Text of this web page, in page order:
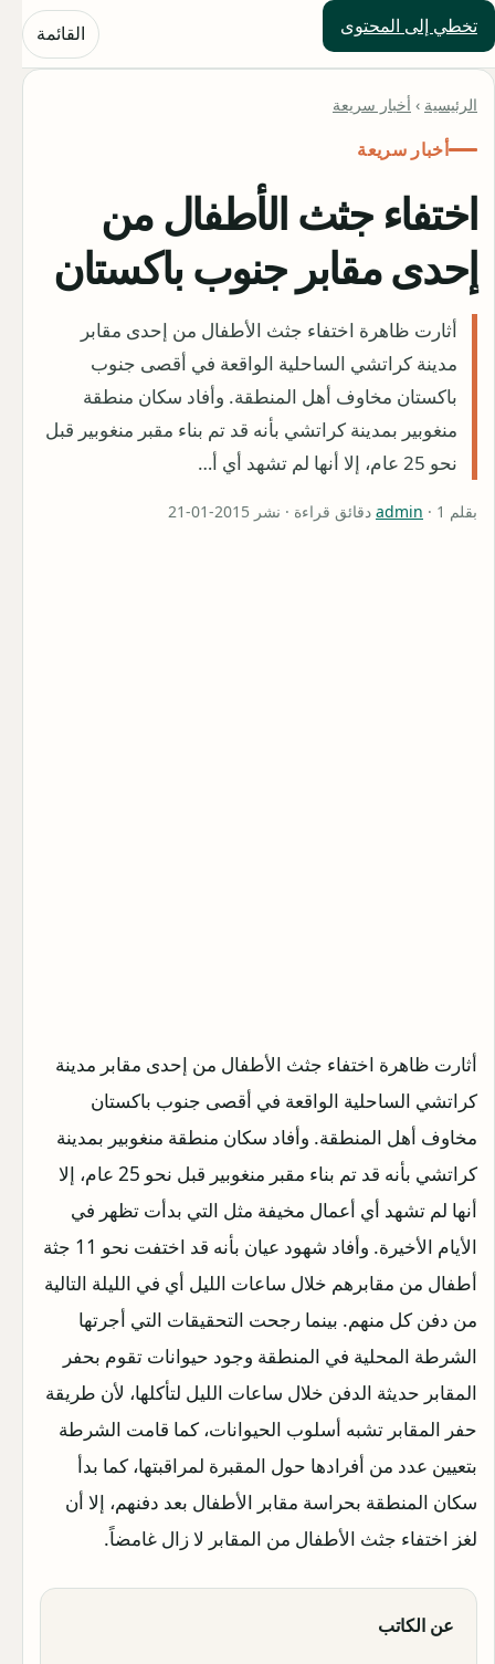
تخطي إلى المحتوى
حلول العالم القائمة
الرئيسية › أخبار سريعة
أخبار سريعة
اختفاء جثث الأطفال من
إحدى مقابر جنوب باكستان
أثارت ظاهرة اختفاء جثث الأطفال من إحدى مقابر
مدينة كراتشي الساحلية الواقعة في أقصى جنوب
باكستان مخاوف أهل المنطقة. وأفاد سكان منطقة
منغوبير بمدينة كراتشي بأنه قد تم بناء مقبر منغوبير قبل
نحو 25 عام، إلا أنها لم تشهد أي أ…
بقلم admin · 1 دقائق قراءة · نشر 2015-01-21
أثارت ظاهرة اختفاء جثث الأطفال من إحدى مقابر مدينة
كراتشي الساحلية الواقعة في أقصى جنوب باكستان
مخاوف أهل المنطقة. وأفاد سكان منطقة منغوبير بمدينة
كراتشي بأنه قد تم بناء مقبر منغوبير قبل نحو 25 عام، إلا
أنها لم تشهد أي أعمال مخيفة مثل التي بدأت تظهر في
الأيام الأخيرة. وأفاد شهود عيان بأنه قد اختفت نحو 11 جثة
أطفال من مقابرهم خلال ساعات الليل أي في الليلة التالية
من دفن كل منهم. بينما رجحت التحقيقات التي أجرتها
الشرطة المحلية في المنطقة وجود حيوانات تقوم بحفر
المقابر حديثة الدفن خلال ساعات الليل لتأكلها، لأن طريقة
حفر المقابر تشبه أسلوب الحيوانات، كما قامت الشرطة
بتعيين عدد من أفرادها حول المقبرة لمراقبتها، كما بدأ
سكان المنطقة بحراسة مقابر الأطفال بعد دفنهم، إلا أن
لغز اختفاء جثث الأطفال من المقابر لا زال غامضاً.
عن الكاتب